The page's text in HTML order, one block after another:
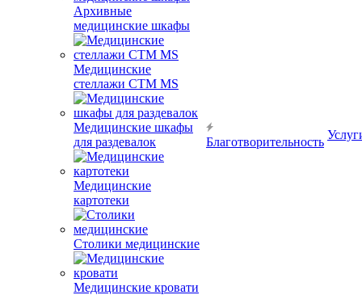
Архивные
медицинские шкафы
Медицинские
стеллажи CTM MS
Медицинские шкафы
для раздевалок
Медицинские
картотеки
Столики медицинские
Медицинские кровати
Благотворительность